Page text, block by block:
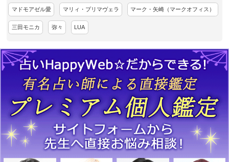
マドモアゼル愛 マリィ・プリマヴェラ マーク・矢崎（マークオフィス）
三田モニカ 弥々 LUA